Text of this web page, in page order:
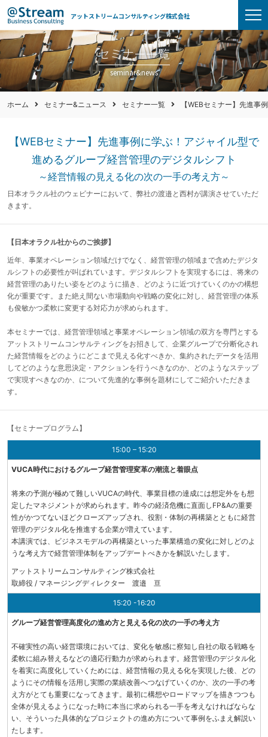
アットストリームコンサルティング株式会社
セミナー一覧
seminar&news
ホーム セミナー&ニュース セミナー一覧 【WEBセミナー】先進事
【WEBセミナー】先進事例に学ぶ！アジャイル型で
進めるグループ経営管理のデジタルシフト
～経営情報の見える化の次の一手の考え方～
日本オラクル社のウェビナーにおいて、弊社の渡邉と西村が講演させていただ
きます。
【日本オラクル社からのご挨拶】
近年、事業オペレーション領域だけでなく、経営管理の領域まで含めたデジタ
ルシフトの必要性が叫ばれています。デジタルシフトを実現するには、将来の
経営管理のありたい姿をどのように描き、どのように近づけていくのかの構想
化が重要です。また絶え間ない市場動向や戦略の変化に対し、経営管理の体系
も俊敏かつ柔軟に変更する対応力が求められます。
本セミナーでは、経営管理領域と事業オペレーション領域の双方を専門とする
アットストリームコンサルティングをお招きして、企業グループで分断化され
た経営情報をどのようにどこまで見える化すべきか、集約されたデータを活用
してどのような意思決定・アクションを行うべきなのか、どのようなステップ
で実現すべきなのか、について先進的な事例を題材にしてご紹介いただきま
す。
【セミナープログラム】
15:00 – 15:20
VUCA時代におけるグループ経営管理変革の潮流と着眼点
将来の予測が極めて難しいVUCAの時代、事業目標の達成には想定外をも想
定したマネジメントが求められます。昨今の経済危機に直面しFP&Aの重要
性がかつてないほどクローズアップされ、役割・体制の再構築とともに経営
管理のデジタル化を推進する企業が増えています。
本講演では、ビジネスモデルの再構築といった事業構造の変化に対しどのよ
うな考え方で経営管理体制をアップデートべきかを解説いたします。
アットストリームコンサルティング株式会社
取締役 / マネージングディレクター 渡邉 亘
15:20 -16:20
グループ経営管理高度化の進め方と見える化の次の一手の考え方
不確実性の高い経営環境においては、変化を敏感に察知し自社の取る戦略を
柔軟に組み替えるなどの適応行動力が求められます。経営管理のデジタル化
を着実に高度化していくためには、経営情報の見える化を実現した後、どの
ようにその情報を活用し実際の業績改善へつなげていくのか、次の一手の考
え方がとても重要になってきます。最初に構想やロードマップを描きつつも
全体が見えるようになった時に本当に求められる一手を考えなければならな
い、そういった具体的なプロジェクトの進め方について事例をふまえ解説い
たします。